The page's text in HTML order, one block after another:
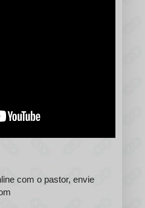
com o pastor, envie